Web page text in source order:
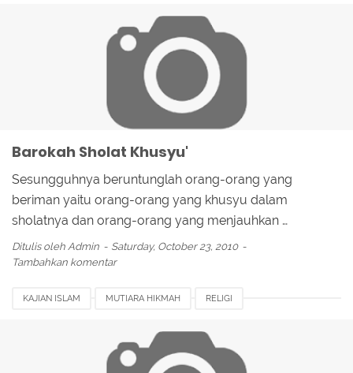
Barokah Sholat Khusyu'
Sesungguhnya beruntunglah orang-orang yang
beriman yaitu orang-orang yang khusyu dalam
sholatnya dan orang-orang yang menjauhkan …
Ditulis oleh Admin
Saturday, October 23, 2010
Tambahkan komentar
KAJIAN ISLAM MUTIARA HIKMAH RELIGI